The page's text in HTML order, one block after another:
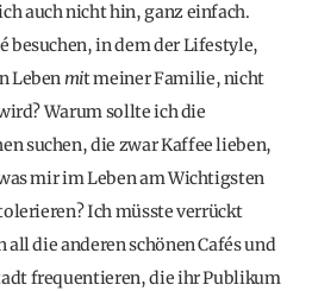
auch nicht hin, ganz einfach.
besuchen, in dem der Lifestyle,
Lebenmit meiner Familie, nicht
Warum sollte ich die
suchen, die zwar Kaffee lieben,
mir im Leben am Wichtigsten
Ich müsste verrückt
die anderen schönen Cafés und
frequentieren, die ihr Publikum